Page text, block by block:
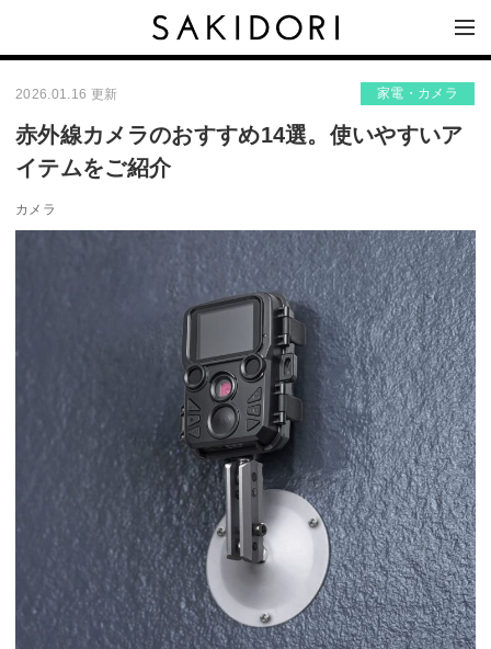
2026.01.16 更新 家電・カメラ
赤外線カメラのおすすめ14選。使いやすいア
イテムをご紹介
カメラ